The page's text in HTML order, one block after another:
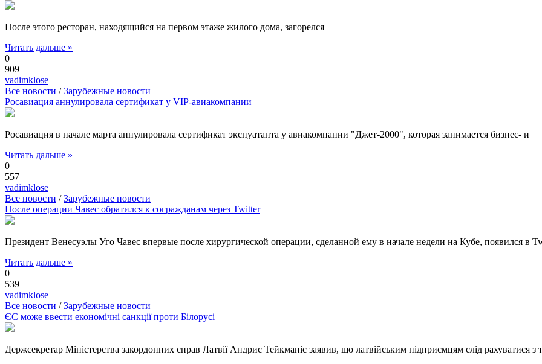
После этого ресторан, находящийся на первом этаже жилого дома, загорелся
Читать дальше »
0
909
vadimklose
Все новости /Зарубежные новости
Росавиация аннулировала сертификат у VIP-авиакомпании
Росавиация в начале марта аннулировала сертификат экспуатанта у авиакомпании "Джет-2000", которая занимается бизнес- и
Читать дальше »
0
557
vadimklose
Все новости /Зарубежные новости
После операции Чавес обратился к согражданам через Twitter
Президент Венесуэлы Уго Чавес впервые после хирургической операции, сделанной ему в начале недели на Кубе, появился в
Читать дальше »
0
539
vadimklose
Все новости /Зарубежные новости
ЄС може ввести економічні санкції проти Білорусі
Держсекретар Міністерства закордонних справ Латвії Андрис Тейкманіс заявив, що латвійським підприємцям слід рахуватися з